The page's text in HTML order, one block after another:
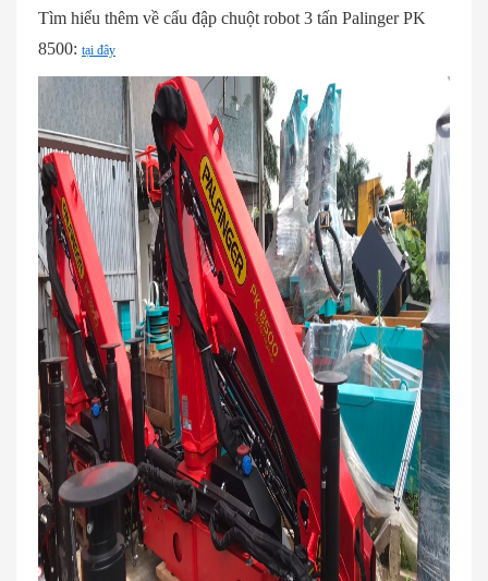
Tìm hiểu thêm về cẩu đập chuột robot 3 tấn Palinger PK
8500: tại đây